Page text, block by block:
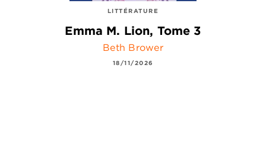
LITTÉRATURE
Emma M. Lion, Tome 3
Beth Brower
18/11/2026